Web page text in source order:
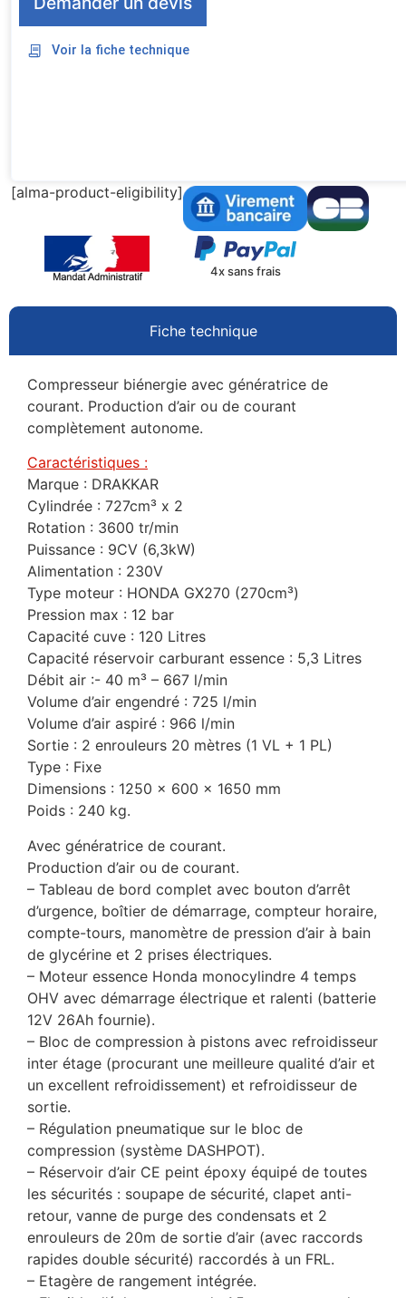
Voir la fiche technique
[alma-product-eligibility]
4x sans frais
Fiche technique
Compresseur biénergie avec génératrice de
courant. Production d’air ou de courant
complètement autonome.
Caractéristiques :
Marque : DRAKKAR
Cylindrée : 727cm³ x 2
Rotation : 3600 tr/min
Puissance : 9CV (6,3kW)
Alimentation : 230V
Type moteur : HONDA GX270 (270cm³)
Pression max : 12 bar
Capacité cuve : 120 Litres
Capacité réservoir carburant essence : 5,3 Litres
Débit air :- 40 m³ – 667 l/min
Volume d’air engendré : 725 l/min
Volume d’air aspiré : 966 l/min
Sortie : 2 enrouleurs 20 mètres (1 VL + 1 PL)
Type : Fixe
Dimensions : 1250 x 600 x 1650 mm
Poids : 240 kg.
Avec génératrice de courant.
Production d’air ou de courant.
– Tableau de bord complet avec bouton d’arrêt
d’urgence, boîtier de démarrage, compteur horaire,
compte-tours, manomètre de pression d’air à bain
de glycérine et 2 prises électriques.
– Moteur essence Honda monocylindre 4 temps
OHV avec démarrage électrique et ralenti (batterie
12V 26Ah fournie).
– Bloc de compression à pistons avec refroidisseur
inter étage (procurant une meilleure qualité d’air et
un excellent refroidissement) et refroidisseur de
sortie.
– Régulation pneumatique sur le bloc de
compression (système DASHPOT).
– Réservoir d’air CE peint époxy équipé de toutes
les sécurités : soupape de sécurité, clapet anti-
retour, vanne de purge des condensats et 2
enrouleurs de 20m de sortie d’air (avec raccords
rapides double sécurité) raccordés à un FRL.
– Etagère de rangement intégrée.